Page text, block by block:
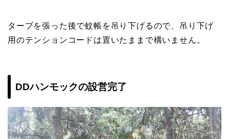
タープを張った後で蚊帳を吊り下げるので、吊り下げ
用のテンションコードは置いたままで構いません。
DDハンモックの設営完了